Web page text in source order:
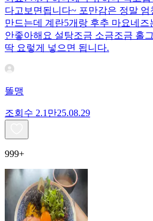
다고보면됩니다~ 포만감은 정말
만드는데 계란5개랑 후추 마요네즈
안좋아해요 설탕조금 소금조금 홀
딱 요렇게 넣으면 됩니다.
똘맹
조회수 2.1만25.08.29
999+